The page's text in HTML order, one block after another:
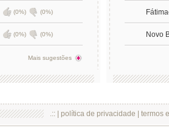
(0%) (0%)
(0%) (0%)
Mais sugestões
Novo
.:: | política de privacidade termos